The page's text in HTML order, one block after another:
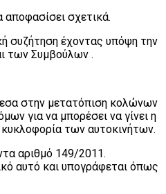
αποφασίσει σχετικά.
συζήτηση έχοντας υπόψη την
των Συμβούλων .
στην μετατόπιση κολώνων
για να μπορέσει να γίνει η
των αυτοκινήτων.
αριθμό 149/2011.
αυτό και υπογράφεται όπως